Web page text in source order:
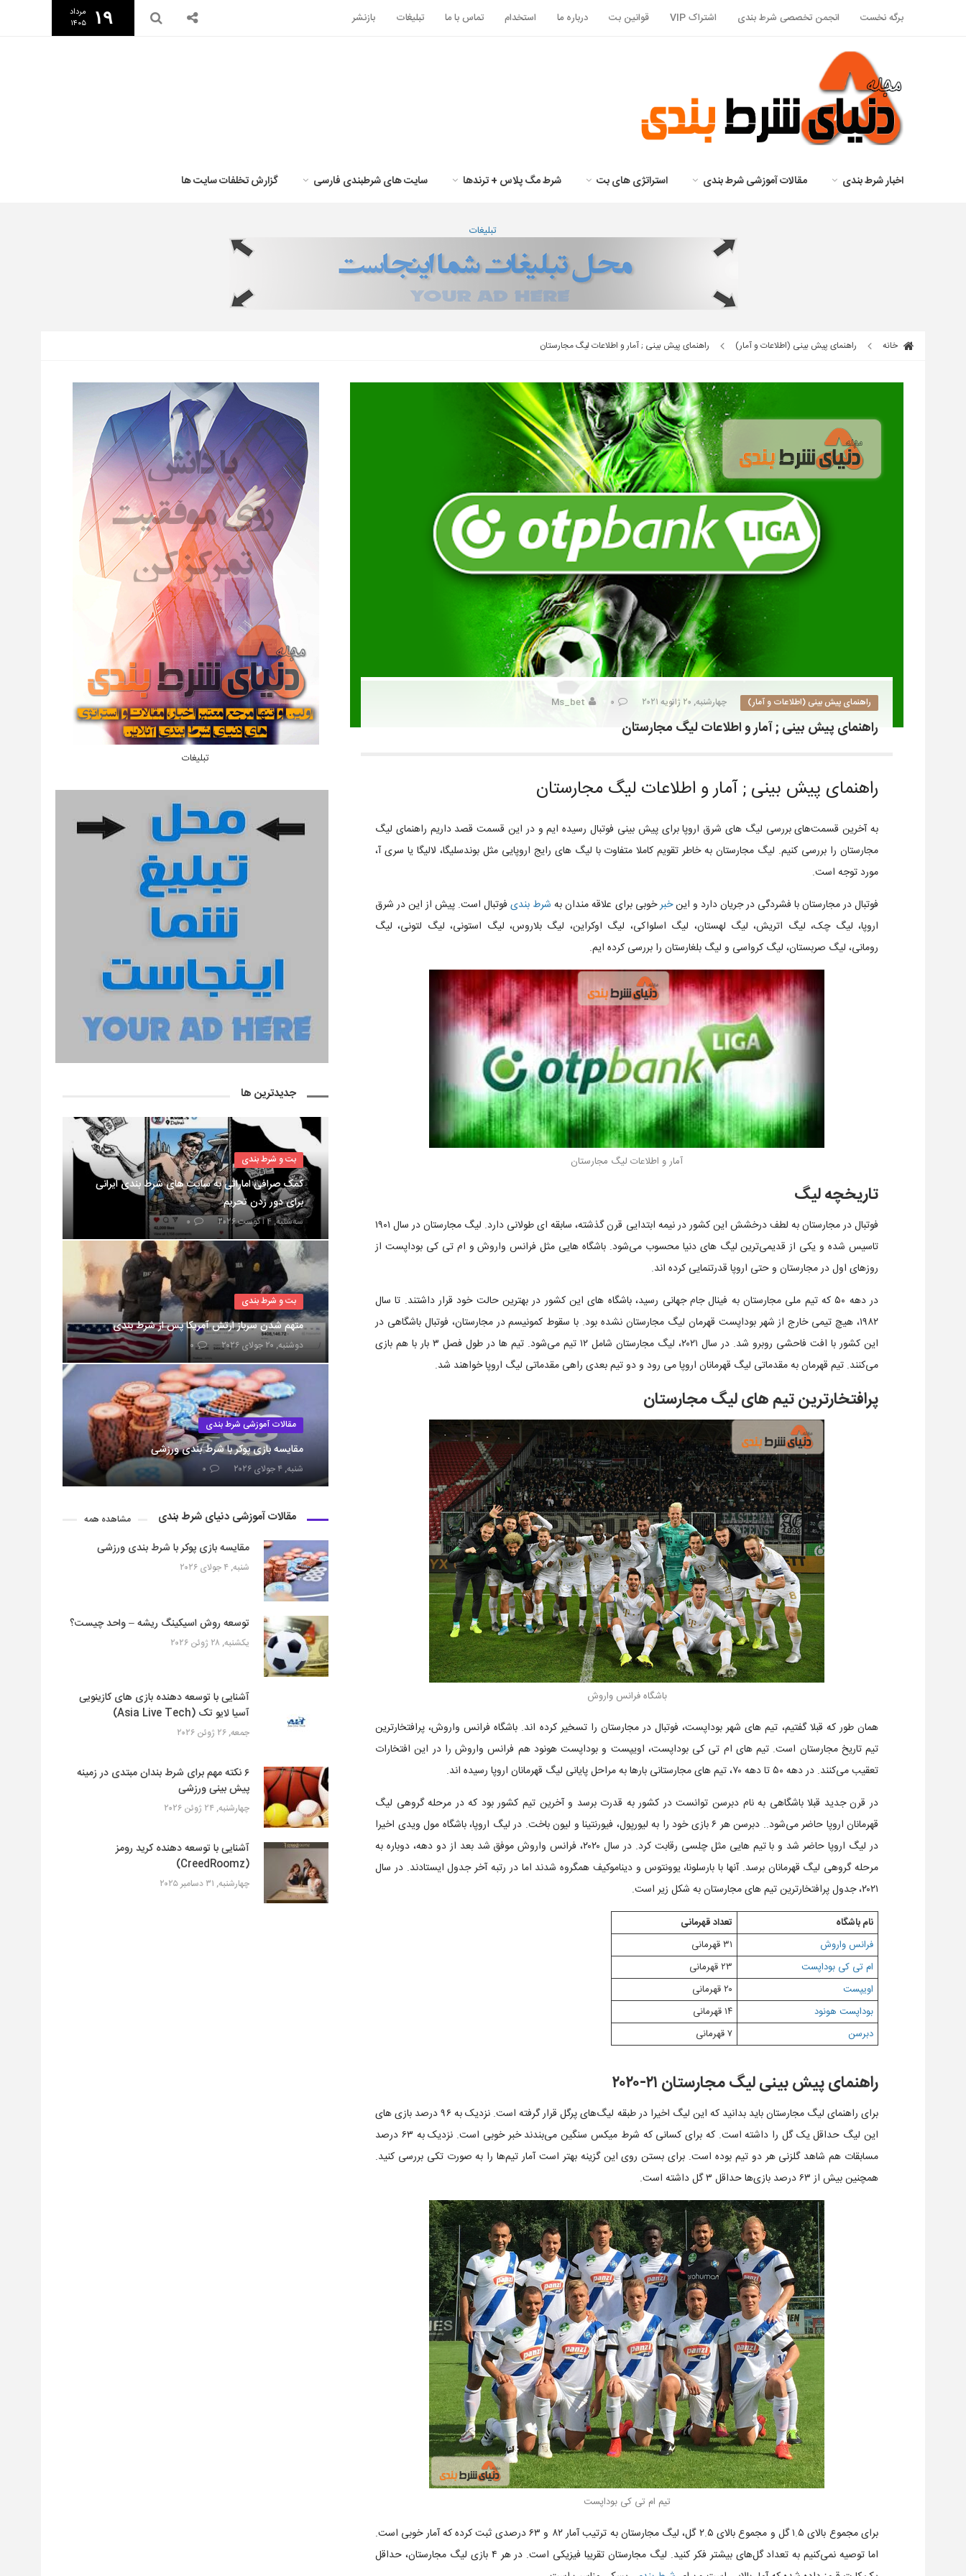
برگه نخست انجمن تخصصی شرط بندی اشتراک VIP قوانین بت درباره ما استخدام تماس با ما تبلیغات بازنشر ۱۹
مرداد
۱۴۰۵
اخبار شرط بندی مقالات آموزشی شرط بندی استراتژی های بت شرط مگ پلاس + ترندها سایت های شرطبندی فارسی گزارش تخلفات سایت ها
تبلیغات
خانه راهنمای پیش بینی (اطلاعات و آمار) راهنمای پیش بینی ; آمار و اطلاعات لیگ مجارستان
راهنمای پیش بینی (اطلاعات و آمار) چهارشنبه, ۲۰ ژانویه ۲۰۲۱ ۰ Ms_bet
راهنمای پیش بینی ; آمار و اطلاعات لیگ مجارستان
راهنمای پیش بینی ; آمار و اطلاعات لیگ مجارستان
به آخرین قسمت‌های بررسی لیگ های شرق اروپا برای پیش بینی فوتبال رسیده ایم و در این قسمت قصد داریم راهنمای لیگ
مجارستان را بررسی کنیم. لیگ مجارستان به خاطر تقویم کاملا متفاوت با لیگ های رایج اروپایی مثل بوندسلیگا، لالیگا یا سری آ،
مورد توجه است.
فوتبال در مجارستان با فشردگی در جریان دارد و اینخبرخوبی برای علاقه مندان به شرط بندیفوتبال است. پیش از این در شرق
اروپا، لیگ چک، لیگ اتریش، لیگ لهستان، لیگ اسلواکی، لیگ اوکراین، لیگ بلاروس، لیگ استونی، لیگ لتونی، لیگ
رومانی، لیگ صربستان، لیگ کرواسی و لیگ بلغارستان را بررسی کرده ایم.
آمار و اطلاعات لیگ مجارستان
تاریخچه لیگ
فوتبال در مجارستان به لطف درخشش این کشور در نیمه ابتدایی قرن گذشته، سابقه ای طولانی دارد. لیگ مجارستان در سال ۱۹۰۱
تاسیس شده و یکی از قدیمی‌ترین لیگ های دنیا محسوب می‌شود. باشگاه هایی مثل فرانس واروش و ام تی کی بوداپست از
روزهای اول در مجارستان و حتی اروپا قدرتنمایی کرده اند.
در دهه ۵۰ که تیم ملی مجارستان به فینال جام جهانی رسید، باشگاه های این کشور در بهترین حالت خود قرار داشتند. تا سال
۱۹۸۲، هیچ تیمی خارج از شهر بوداپست قهرمان لیگ مجارستان نشده بود. با سقوط کمونیسم در مجارستان، فوتبال باشگاهی در
این کشور با افت فاحشی روبرو شد. در سال ۲۰۲۱، لیگ مجارستان شامل ۱۲ تیم می‌شود. تیم ها در طول فصل ۳ بار با هم بازی
می‌کنند. تیم قهرمان به مقدماتی لیگ قهرمانان اروپا می رود و دو تیم بعدی راهی مقدماتی لیگ اروپا خواهند شد.
پرافتخارترین تیم های لیگ مجارستان
باشگاه فرانس واروش
همان طور که قبلا گفتیم، تیم های شهر بوداپست، فوتبال در مجارستان را تسخیر کرده اند. باشگاه فرانس واروش، پرافتخارترین
تیم تاریخ مجارستان است. تیم های ام تی کی بوداپست، اویپست و بوداپست هونود هم فرانس واروش را در این افتخارات
تعقیب می‌کنند. در دهه ۵۰ تا دهه ۷۰، تیم های مجارستانی بارها به مراحل پایانی لیگ قهرمانان اروپا رسیده اند.
در قرن جدید قبلا باشگاهی به نام دبرسن توانست در کشور به قدرت برسد و آخرین تیم کشور بود که در مرحله گروهی لیگ
قهرمانان اروپا حاضر می‌شود.. دبرسن هر ۶ بازی خود را به لیورپول، فیورنتینا و لیون باخت. در لیگ اروپا، باشگاه مول ویدی اخیرا
در لیگ اروپا حاضر شد و با تیم هایی مثل چلسی رقابت کرد. در سال ۲۰۲۰، فرانس واروش موفق شد بعد از دو دهه، دوباره به
مرحله گروهی لیگ قهرمانان برسد. آنها با بارسلونا، یوونتوس و دیناموکیف همگروه شدند اما در رتبه آخر جدول ایستادند. در سال
۲۰۲۱، جدول پرافتخارترین تیم های مجارستان به شکل زیر است.
نام باشگاه
تعداد قهرمانی
فرانس واروش
۳۱ قهرمانی
ام تی کی بوداپست
۲۳ قهرمانی
اویپست
۲۰ قهرمانی
بوداپست هونود
۱۴ قهرمانی
دبرسن
۷ قهرمانی
راهنمای پیش بینی لیگ مجارستان ۲۱-۲۰۲۰
برای راهنمای لیگ مجارستان باید بدانید که این لیگ اخیرا در طبقه لیگ‌های پرگل قرار گرفته است. نزدیک به ۹۶ درصد بازی های
این لیگ حداقل یک گل را داشته است. که برای کسانی که شرط میکس سنگین می‌بندند خبر خوبی است. نزدیک به ۶۳ درصد
مسابقات هم شاهد گلزنی هر دو تیم بوده است. برای بستن روی این گزینه بهتر است آمار تیم‌ها را به صورت تکی بررسی کنید.
همچنین بیش از ۶۳ درصد بازی‌ها حداقل ۳ گل داشته است.
تیم ام تی کی بوداپست
برای مجموع بالای ۱.۵ گل و مجموع بالای ۲.۵ گل، لیگ مجارستان به ترتیب آمار ۸۲ و ۶۳ درصدی ثبت کرده که آمار خوبی است.
اما توصیه نمی‌کنیم به تعداد گل‌های بیشتر فکر کنید. لیگ مجارستان تقریبا فیزیکی است. در هر ۴ بازی لیگ مجارستان، حداقل
تبلیغات
جدیدترین ها
بت و شرط بندی
کمک صرافی اماراتی به سایت های شرط بندی ایرانی
برای دور زدن تحریم
سه‌شنبه, ۴ آگوست ۲۰۲۶ ۰
بت و شرط بندی
متهم شدن سرباز ارتش آمریکا پس از شرط بندی
دوشنبه, ۲۰ جولای ۲۰۲۶ ۰
مقالات آموزشی شرط بندی
مقایسه بازی پوکر با شرط بندی ورزشی
شنبه, ۴ جولای ۲۰۲۶ ۰
مقالات آموزشی دنیای شرط بندی مشاهده همه
مقایسه بازی پوکر با شرط بندی ورزشی
شنبه, ۴ جولای ۲۰۲۶
توسعه روش اسیکینگ ریشه – واحد چیست؟
یکشنبه, ۲۸ ژوئن ۲۰۲۶
آشنایی با توسعه دهنده بازی های کازینویی
آسیا لایو تک (Asia Live Tech)
جمعه, ۲۶ ژوئن ۲۰۲۶
۶ نکته مهم برای شرط بندان مبتدی در زمینه
پیش بینی ورزشی
چهارشنبه, ۲۴ ژوئن ۲۰۲۶
آشنایی با توسعه دهنده کرید رومز
(CreedRoomz)
چهارشنبه, ۳۱ دسامبر ۲۰۲۵